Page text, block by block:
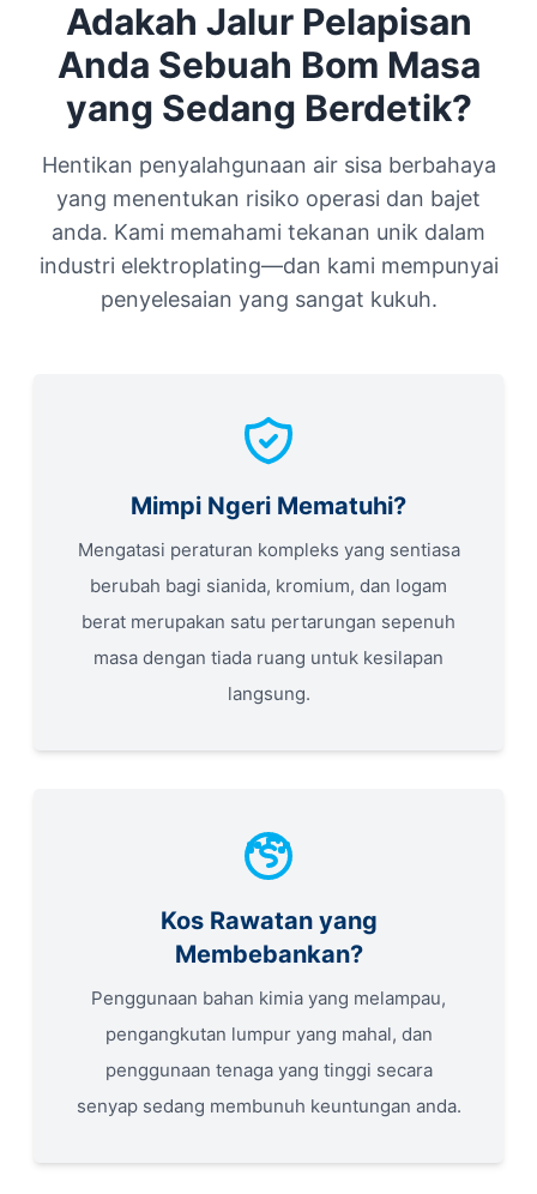
Adakah Jalur Pelapisan
Anda Sebuah Bom Masa
yang Sedang Berdetik?
Hentikan penyalahgunaan air sisa berbahaya
yang menentukan risiko operasi dan bajet
anda. Kami memahami tekanan unik dalam
industri elektroplating—dan kami mempunyai
penyelesaian yang sangat kukuh.
Mimpi Ngeri Mematuhi?
Mengatasi peraturan kompleks yang sentiasa
berubah bagi sianida, kromium, dan logam
berat merupakan satu pertarungan sepenuh
masa dengan tiada ruang untuk kesilapan
langsung.
Kos Rawatan yang
Membebankan?
Penggunaan bahan kimia yang melampau,
pengangkutan lumpur yang mahal, dan
penggunaan tenaga yang tinggi secara
senyap sedang membunuh keuntungan anda.